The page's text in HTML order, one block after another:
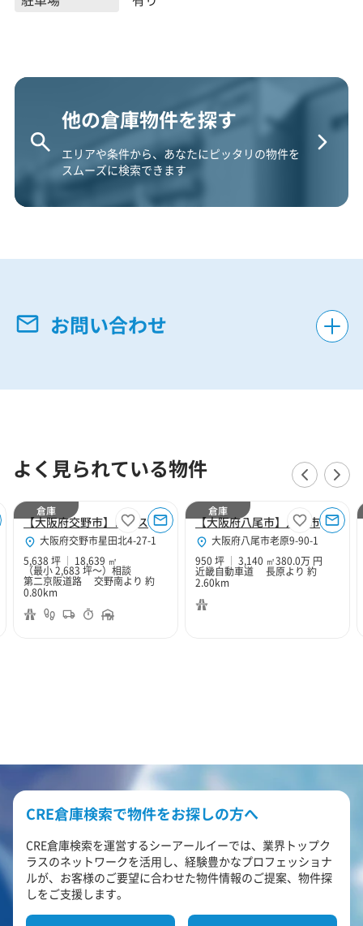
他の倉庫物件を探す
エリアや条件から、あなたにピッタリの物件を
スムーズに検索できます
お問い合わせ
よく見られている物件
【大阪府交野市】ロジスクエア大阪交野
大阪府交野市星田北4-27-1
5,638 坪
18,639 ㎡
（最小 2,683 坪～） 相談
第二京阪道路 交野南より 約
0.80km
倉庫
【大阪府八尾市】八尾市老原9丁目950坪倉庫
大阪府八尾市老原9-90-1
950 坪
3,140 ㎡380.0万 円
近畿自動車道 長原より 約
2.60km
倉庫
CRE倉庫検索で物件をお探しの方へ
CRE倉庫検索を運営するシーアールイーでは、業界トップク
ラスのネットワークを活用し、経験豊かなプロフェッショナ
ルが、お客様のご要望に合わせた物件情報のご提案、物件探
しをご支援します。